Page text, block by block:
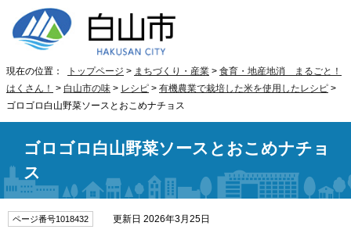
現在の位置： トップページ > まちづくり・産業 > 食育・地産地消 まるごと！
はくさん！ > 白山市の味 > レシピ > 有機農業で栽培した米を使用したレシピ >
ゴロゴロ白山野菜ソースとおこめナチョス
ゴロゴロ白山野菜ソースとおこめナチョ
ス
ページ番号1018432 更新日 2026年3月25日